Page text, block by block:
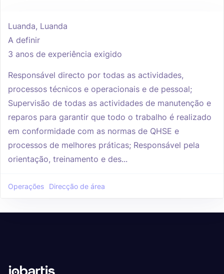
Luanda, Luanda
A definir
3 anos de experiência exigido
Responsável directo por todas as actividades,
processos técnicos e operacionais e de pessoal;
Supervisão de todas as actividades de manutenção e
reparos para garantir que todo o trabalho é realizado
em conformidade com as normas de QHSE e
processos de melhores práticas; Responsável pela
orientação, treinamento e des...
Operações Direcção de área